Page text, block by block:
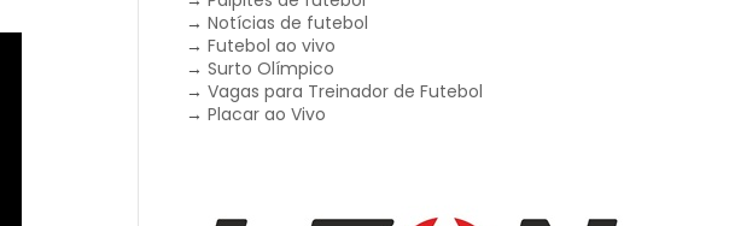
→Notícias de futebol
→Futebol ao vivo
→Surto Olímpico
→Vagas para Treinador de Futebol
→Placar ao Vivo